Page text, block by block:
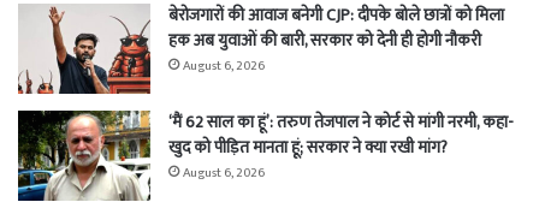
बेरोजगारों की आवाज बनेगी CJP: दीपके बोले छात्रों को मिला
हक अब युवाओं की बारी, सरकार को देनी ही होगी नौकरी
August 6, 2026
‘मैं 62 साल का हूं’: तरुण तेजपाल ने कोर्ट से मांगी नरमी, कहा-
खुद को पीड़ित मानता हूं; सरकार ने क्या रखी मांग?
August 6, 2026